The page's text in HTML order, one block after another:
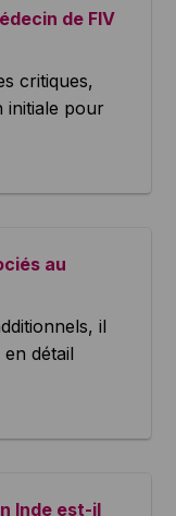
de FIV
critiques,
initiale pour
au
il
détail
Inde est-il